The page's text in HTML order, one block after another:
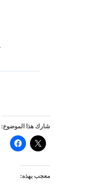
شارك هذا الموضوع:
معجب بهذه: